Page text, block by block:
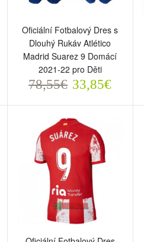
Oficiální Fotbalový Dres s
Dlouhý Rukáv Atlético
Madrid Suarez 9 Domácí
2021-22 pro Děti
78,55€ 33,85€
Oficiální Fotbalový Dres s
Dlouhý Rukáv Atlético
Madrid Suarez 9 Domácí
2021-22 pro Děti
78,55€ 33,85€